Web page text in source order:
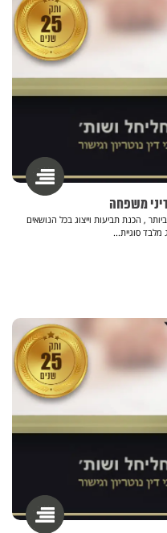
משפחה
, הכנת תביעות וייצוג בכל הנושאים
מלבד סוגיית...